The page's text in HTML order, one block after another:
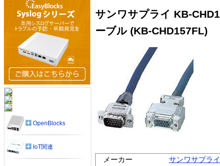
サンワサプライ KB-
ーブル (KB-CHD157FL)
メーカー
サンワサプライ
OpenBlocks
IoT関連